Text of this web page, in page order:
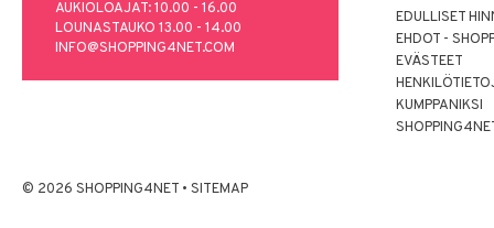
AUKIOLOAJAT: 10.00 - 16.00
LOUNASTAUKO 13.00 - 14.00
INFO@SHOPPING4NET.COM
EDULLISET
EHDOT -
EVÄSTEET
KUMPPANIKSI
© 2026 SHOPPING4NET • SITEMAP